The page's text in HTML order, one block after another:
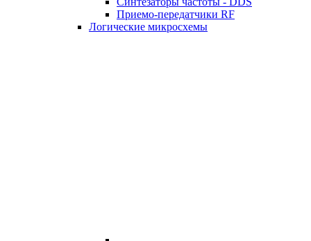
Приемо-передатчики RF
Логические микросхемы